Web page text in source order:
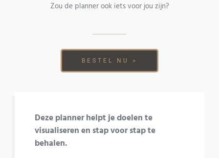
Zou de planner ook iets voor jou zijn?
BESTEL NU >
Deze planner helpt je doelen te
visualiseren en stap voor stap te
behalen.